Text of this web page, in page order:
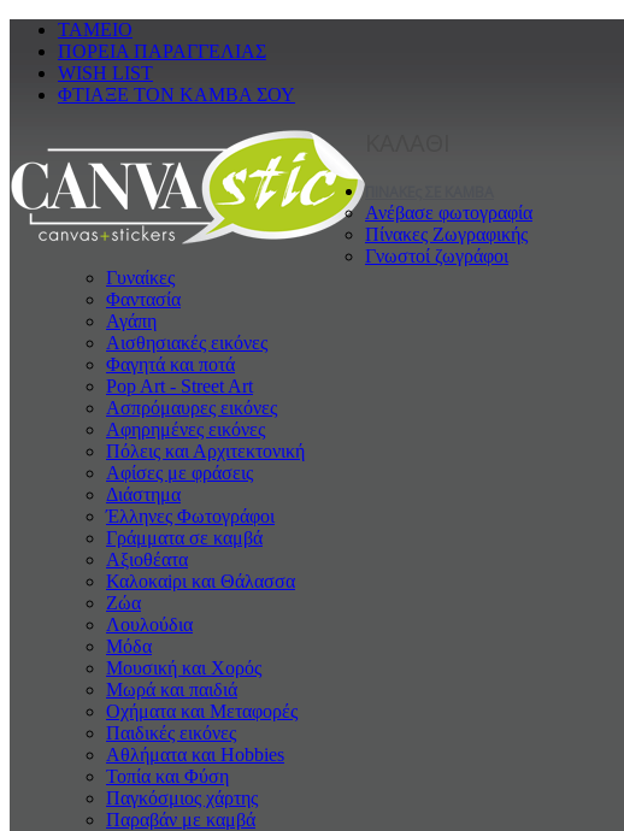
ΤΑΜΕΙΟ
ΠΟΡΕΙΑ ΠΑΡΑΓΓΕΛΙΑΣ
WISH LIST
ΦΤΙΑΞΕ ΤΟΝ ΚΑΜΒΑ ΣΟΥ
Ανέβασε φωτογραφία
Πίνακες Ζωγραφικής
Γνωστοί ζωγράφοι
Γυναίκες
Φαντασία
Αγάπη
Αισθησιακές εικόνες
Φαγητά και ποτά
Pop Art - Street Art
Ασπρόμαυρες εικόνες
Αφηρημένες εικόνες
Πόλεις και Αρχιτεκτονική
Αφίσες με φράσεις
Διάστημα
Έλληνες Φωτογράφοι
Γράμματα σε καμβά
Αξιοθέατα
Καλοκαiρι και Θάλασσα
Ζώα
Λουλούδια
Μόδα
Μουσική και Χορός
Μωρά και παιδιά
Οχήματα και Μεταφορές
Παιδικές εικόνες
Αθλήματα και Hobbies
Τοπία και Φύση
Παγκόσμιος χάρτης
Παραβάν με καμβά